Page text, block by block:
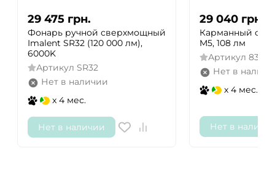
29 475 грн.
Фонарь ручной сверхмощный
Imalent SR32 (120 000 лм),
6000K
Артикул SR32
Нет в наличии
x 4 мес.
Нет в наличии
29 040 грн.
Карманный
M5, 108 лм
Артикул 8305
Нет в
x 4 мес.
Нет в